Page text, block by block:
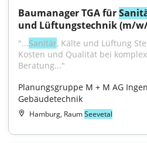
Baumanager TGA für
und Lüftungstechnik (m/
"...Sanitär, Kälte und Lüftung
Kosten und Qualität bei
Beratung..."
Planungsgruppe M + M AG
Gebäudetechnik
Hamburg, RaumSeevetal